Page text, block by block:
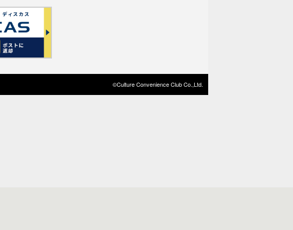
©Culture Convenience Club Co.,Ltd.